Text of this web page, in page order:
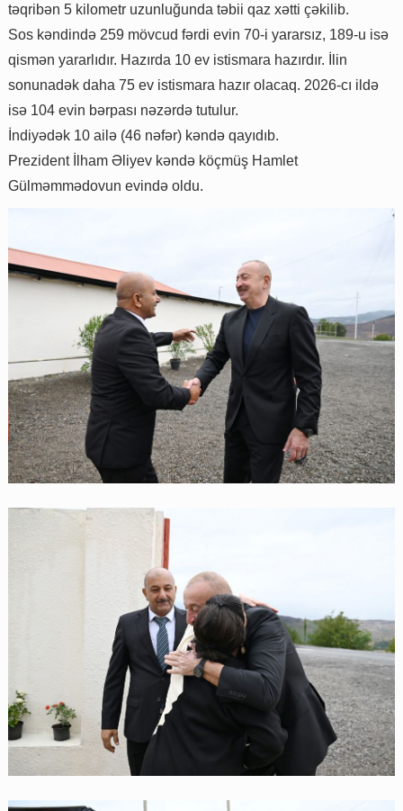
təqribən 5 kilometr uzunluğunda təbii qaz xətti çəkilib.
Sos kəndində 259 mövcud fərdi evin 70-i yararsız, 189-u isə
qismən yararlıdır. Hazırda 10 ev istismara hazırdır. İlin
sonunadək daha 75 ev istismara hazır olacaq. 2026-cı ildə
isə 104 evin bərpası nəzərdə tutulur.
İndiyədək 10 ailə (46 nəfər) kəndə qayıdıb.
Prezident İlham Əliyev kəndə köçmüş Hamlet
Gülməmmədovun evində oldu.